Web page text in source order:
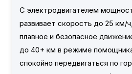
С электродвигателем
развивает скорость до 25 км/
плавное и безопасное
до 40+ км в режиме
спокойно передвигаться по